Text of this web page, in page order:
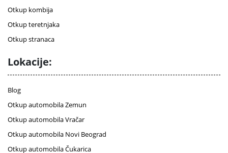
Otkup kombija
Otkup teretnjaka
Otkup stranaca
Lokacije:
Blog
Otkup automobila Zemun
Otkup automobila Vračar
Otkup automobila Novi Beograd
Otkup automobila Čukarica